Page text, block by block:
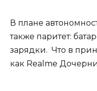
В плане
также паритет:
зарядки. Что в
как Realme